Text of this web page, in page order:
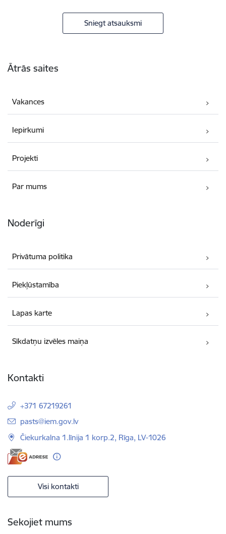
Sniegt atsauksmi
Ātrās saites
Vakances
Iepirkumi
Projekti
Par mums
Noderīgi
Privātuma politika
Piekļūstamība
Lapas karte
Sīkdatņu izvēles maiņa
Kontakti
+371 67219261
E-pasts:
pasts@iem.gov.lv
Čiekurkalna 1.līnija 1 korp.2, Rīga, LV-1026
Visi kontakti
Sekojiet mums